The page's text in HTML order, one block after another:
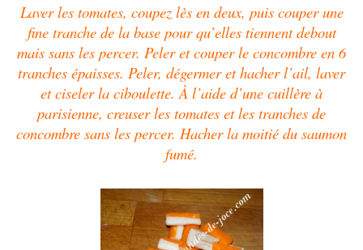
Laver les tomates, coupez lès en deux, puis couper une
fine tranche de la base pour qu’elles tiennent debout
mais sans les percer. Peler et couper le concombre en 6
tranches épaisses. Peler, dégermer et hacher l’ail, laver
et ciseler la ciboulette. À l’aide d’une cuillère à
parisienne, creuser les tomates et les tranches de
concombre sans les percer. Hacher la moitié du saumon
fumé.